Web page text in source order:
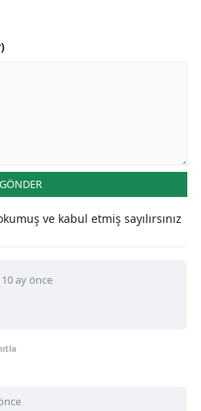
GÖNDER
ve kabul etmiş sayılırsınız
10 ay önce